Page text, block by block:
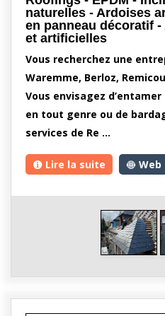
naturelles - Ardoises
en panneau décoratif
et artificielles
Vous recherchez une
Waremme, Berloz,
Vous envisagez
en tout genre ou de
services de Re …
Lire la suite Web